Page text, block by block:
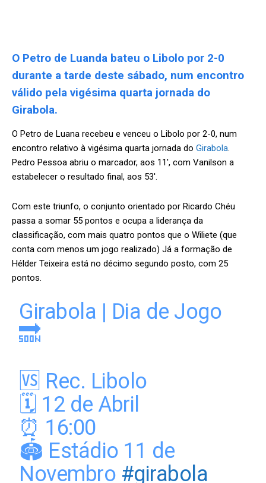
O Petro de Luanda bateu o Libolo por 2-0
durante a tarde deste sábado, num encontro
válido pela vigésima quarta jornada do
Girabola.
O Petro de Luana recebeu e venceu o Libolo por 2-0, num
encontro relativo à vigésima quarta jornada do Girabola.
Pedro Pessoa abriu o marcador, aos 11′, com Vanilson a
estabelecer o resultado final, aos 53′.
Com este triunfo, o conjunto orientado por Ricardo Chéu
passa a somar 55 pontos e ocupa a liderança da
classificação, com mais quatro pontos que o Wiliete (que
conta com menos um jogo realizado) Já a formação de
Hélder Teixeira está no décimo segundo posto, com 25
pontos.
Girabola | Dia de Jogo
🔜
🆚 Rec. Libolo
🗓️ 12 de Abril
⏰ 16:00
🏟️ Estádio 11 de
Novembro #girabola